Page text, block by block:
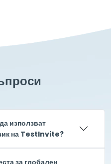
използват
на TestInvite?